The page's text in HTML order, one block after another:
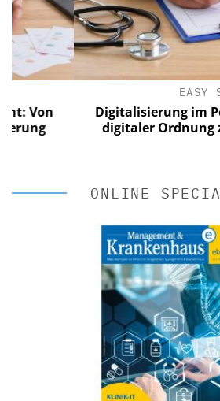
EASY
Digitalisierung im
digitaler Ordnung zur
ONLINE